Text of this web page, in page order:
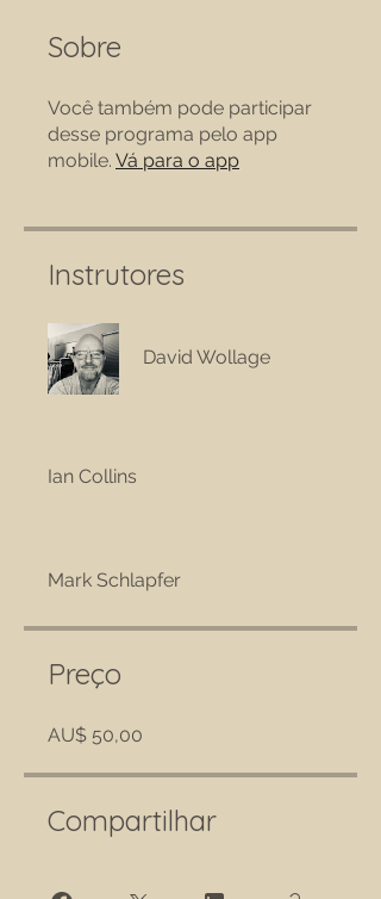
Sobre
Você também pode participar
desse programa pelo app
mobile. Vá para o app
Instrutores
David Wollage
Ian Collins
Mark Schlapfer
Preço
AU$ 50,00
Compartilhar